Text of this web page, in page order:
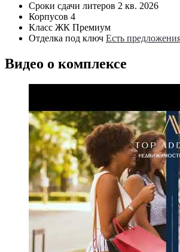
Сроки сдачи литеров 2 кв. 2026
Корпусов 4
Класс ЖК Премиум
Отделка под ключ Есть
Видео о комплексе